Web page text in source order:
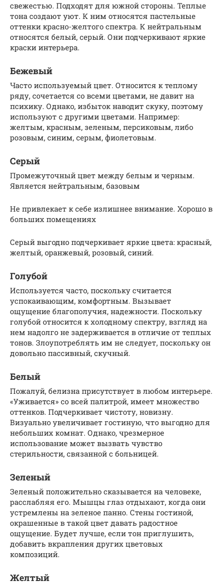
свежестью. Подходят для южной стороны. Теплые
тона создают уют. К ним относятся пастельные
оттенки красно-желтого спектра. К нейтральным
относятся белый, серый. Они подчеркивают яркие
краски интерьера.
Бежевый
Часто используемый цвет. Относится к теплому
ряду, сочетается со всеми цветами, не давит на
психику. Однако, избыток наводит скуку, поэтому
используют с другими цветами. Например:
желтым, красным, зеленым, персиковым, либо
розовым, синим, серым, фиолетовым.
Серый
Промежуточный цвет между белым и черным.
Является нейтральным, базовым
Не привлекает к себе излишнее внимание. Хорошо в
больших помещениях
Серый выгодно подчеркивает яркие цвета: красный,
желтый, оранжевый, розовый, синий.
Голубой
Используется часто, поскольку считается
успокаивающим, комфортным. Вызывает
ощущение благополучия, надежности. Поскольку
голубой относится к холодному спектру, взгляд на
нем надолго не задерживается в отличие от теплых
тонов. Злоупотреблять им не следует, поскольку он
довольно пассивный, скучный.
Белый
Пожалуй, белизна присутствует в любом интерьере.
«Уживается» со всей палитрой, имеет множество
оттенков. Подчеркивает чистоту, новизну.
Визуально увеличивает гостиную, что выгодно для
небольших комнат. Однако, чрезмерное
использование может вызвать чувство
стерильности, связанной с больницей.
Зеленый
Зеленый положительно сказывается на человеке,
расслабляя его. Мышцы глаз отдыхают, когда они
устремлены на зеленое панно. Стены гостиной,
окрашенные в такой цвет давать радостное
ощущение. Будет лучше, если тон приглушить,
добавить вкрапления других цветовых
композиций.
Желтый